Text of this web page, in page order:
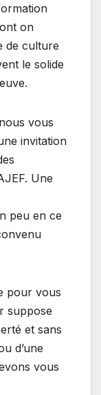
on
de culture
le solide
vous
invitation
Une
peu en ce
pour vous
suppose
et sans
d’une
vous